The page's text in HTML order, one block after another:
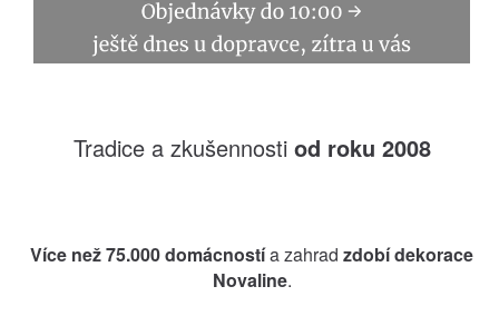
Tradice a zkušennostiod roku 2008
Více než 75.000 domácnostía zahradzdobí dekorace
Novaline.